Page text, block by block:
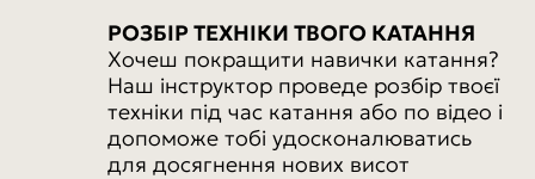
РОЗБІР ТЕХНІКИ ТВОГО КАТАННЯ
Хочеш покращити навички катання?
Наш інструктор проведе розбір твоєї
техніки під час катання або по відео і
допоможе тобі удосконалюватись
для досягнення нових висот